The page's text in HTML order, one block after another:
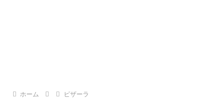
ホーム ピザーラ